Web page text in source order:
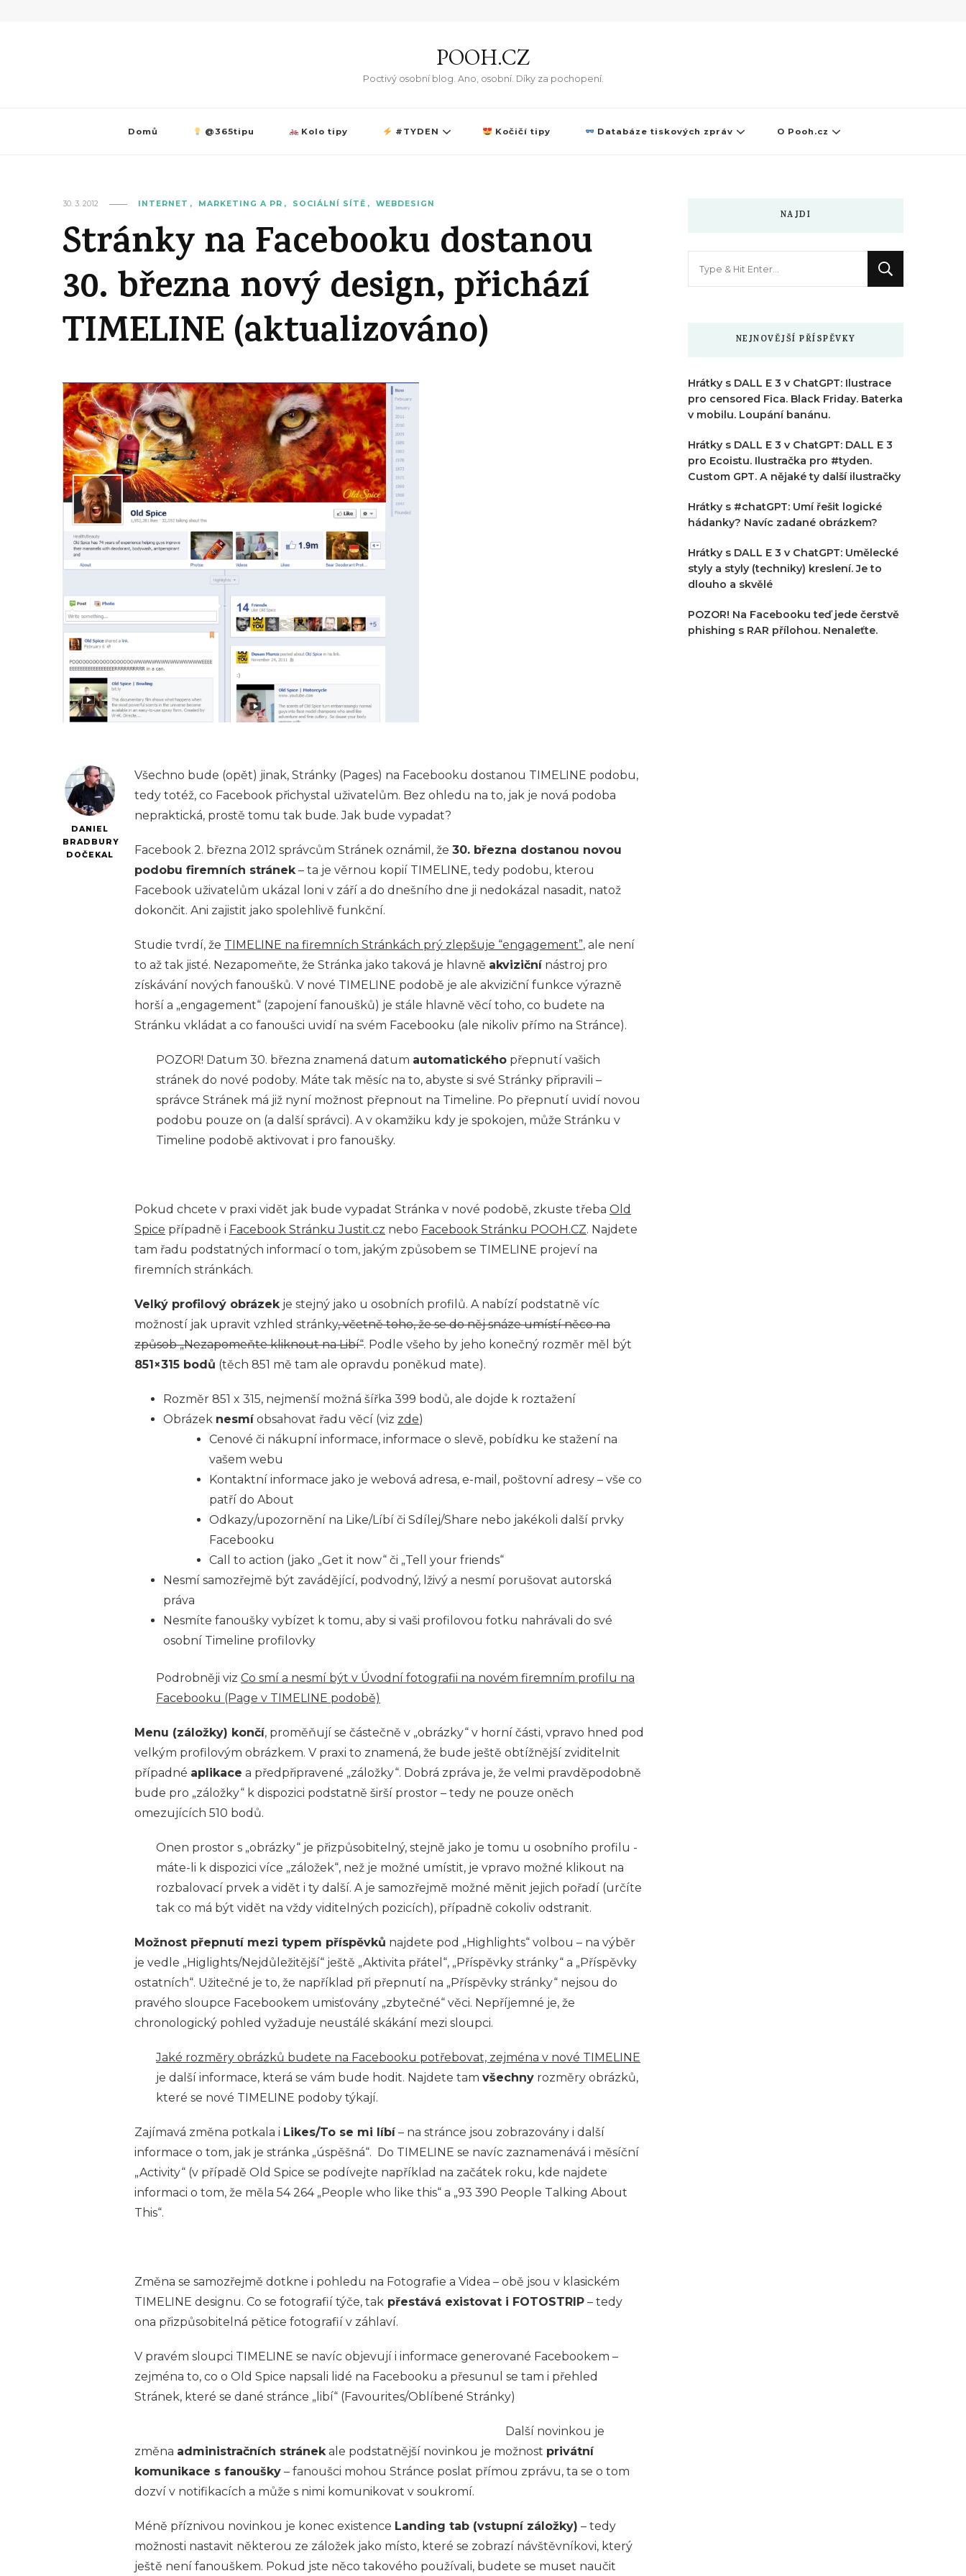
POOH.CZ
Poctivý osobní blog. Ano, osobní. Díky za pochopení.
Domů @365tipu Kolo tipy #TYDEN Kočičí tipy Databáze tiskových zpráv O Pooh.cz
30. 3. 2012 INTERNET MARKETING A PR SOCIÁLNÍ SÍTĚ WEBDESIGN
Stránky na Facebooku dostanou
30. března nový design, přichází
TIMELINE (aktualizováno)
DANIEL
BRADBURY
DOČEKAL
Všechno bude (opět) jinak, Stránky (Pages) na Facebooku dostanou TIMELINE podobu,
tedy totéž, co Facebook přichystal uživatelům. Bez ohledu na to, jak je nová podoba
nepraktická, prostě tomu tak bude. Jak bude vypadat?
Facebook 2. března 2012 správcům Stránek oznámil, že 30. března dostanou novou
podobu firemních stránek – ta je věrnou kopií TIMELINE, tedy podobu, kterou
Facebook uživatelům ukázal loni v září a do dnešního dne ji nedokázal nasadit, natož
dokončit. Ani zajistit jako spolehlivě funkční.
Studie tvrdí, že TIMELINE na firemních Stránkách prý zlepšuje “engagement”, ale není
to až tak jisté. Nezapomeňte, že Stránka jako taková je hlavně akvizičnínástroj pro
získávání nových fanoušků. V nové TIMELINE podobě je ale akviziční funkce výrazně
horší a „engagement“ (zapojení fanoušků) je stále hlavně věcí toho, co budete na
Stránku vkládat a co fanoušci uvidí na svém Facebooku (ale nikoliv přímo na Stránce).
POZOR! Datum 30. března znamená datum automatického přepnutí vašich
stránek do nové podoby. Máte tak měsíc na to, abyste si své Stránky připravili –
správce Stránek má již nyní možnost přepnout na Timeline. Po přepnutí uvidí novou
podobu pouze on (a další správci). A v okamžiku kdy je spokojen, může Stránku v
Timeline podobě aktivovat i pro fanoušky.
Pokud chcete v praxi vidět jak bude vypadat Stránka v nové podobě, zkuste třeba Old
Spice případně i Facebook Stránku Justit.cz nebo Facebook Stránku POOH.CZ. Najdete
tam řadu podstatných informací o tom, jakým způsobem se TIMELINE projeví na
firemních stránkách.
Velký profilový obrázek je stejný jako u osobních profilů. A nabízí podstatně víc
možností jak upravit vzhled stránky, včetně toho, že se do něj snáze umístí něco na
způsob „Nezapomeňte kliknout na Libí“. Podle všeho by jeho konečný rozměr měl být
851×315 bodů (těch 851 mě tam ale opravdu poněkud mate).
Rozměr 851 x 315, nejmenší možná šířka 399 bodů, ale dojde k roztažení
Obrázek nesmíobsahovat řadu věcí (viz zde)
Cenové či nákupní informace, informace o slevě, pobídku ke stažení na
vašem webu
Kontaktní informace jako je webová adresa, e-mail, poštovní adresy – vše co
patří do About
Odkazy/upozornění na Like/Líbí či Sdílej/Share nebo jakékoli další prvky
Facebooku
Call to action (jako „Get it now“ či „Tell your friends“
Nesmí samozřejmě být zavádějící, podvodný, lživý a nesmí porušovat autorská
práva
Nesmíte fanoušky vybízet k tomu, aby si vaši profilovou fotku nahrávali do své
osobní Timeline profilovky
Podrobněji viz Co smí a nesmí být v Úvodní fotografii na novém firemním profilu na
Facebooku (Page v TIMELINE podobě)
Menu (záložky) končí, proměňují se částečně v „obrázky“ v horní části, vpravo hned pod
velkým profilovým obrázkem. V praxi to znamená, že bude ještě obtížnější zviditelnit
případné aplikace a předpřipravené „záložky“. Dobrá zpráva je, že velmi pravděpodobně
bude pro „záložky“ k dispozici podstatně širší prostor – tedy ne pouze oněch
omezujících 510 bodů.
Onen prostor s „obrázky“ je přizpůsobitelný, stejně jako je tomu u osobního profilu -
máte-li k dispozici více „záložek“, než je možné umístit, je vpravo možné klikout na
rozbalovací prvek a vidět i ty další. A je samozřejmě možné měnit jejich pořadí (určíte
tak co má být vidět na vždy viditelných pozicích), případně cokoliv odstranit.
Možnost přepnutí mezi typem příspěvků najdete pod „Highlights“ volbou – na výběr
je vedle „Higlights/Nejdůležitější“ ještě „Aktivita přátel“, „Příspěvky stránky“ a „Příspěvky
ostatních“. Užitečné je to, že například při přepnutí na „Příspěvky stránky“ nejsou do
pravého sloupce Facebookem umisťovány „zbytečné“ věci. Nepříjemné je, že
chronologický pohled vyžaduje neustálé skákání mezi sloupci.
Jaké rozměry obrázků budete na Facebooku potřebovat, zejména v nové TIMELINE
je další informace, která se vám bude hodit. Najdete tam všechny rozměry obrázků,
které se nové TIMELINE podoby týkají.
Zajímavá změna potkala i Likes/To se mi líbí– na stránce jsou zobrazovány i další
informace o tom, jak je stránka „úspěšná“. Do TIMELINE se navíc zaznamenává i měsíční
„Activity“ (v případě Old Spice se podívejte například na začátek roku, kde najdete
informaci o tom, že měla 54 264 „People who like this“ a „93 390 People Talking About
This“.
Změna se samozřejmě dotkne i pohledu na Fotografie a Videa – obě jsou v klasickém
TIMELINE designu. Co se fotografií týče, tak přestává existovat i FOTOSTRIP – tedy
ona přizpůsobitelná pětice fotografií v záhlaví.
V pravém sloupci TIMELINE se navíc objevují i informace generované Facebookem –
zejména to, co o Old Spice napsali lidé na Facebooku a přesunul se tam i přehled
Stránek, které se dané stránce „libí“ (Favourites/Oblíbené Stránky)
Další novinkou je
změna administračních stránek ale podstatnější novinkou je možnost privátní
komunikace s fanoušky – fanoušci mohou Stránce poslat přímou zprávu, ta se o tom
dozví v notifikacích a může s nimi komunikovat v soukromí.
Méně příznivou novinkou je konec existence Landing tab (vstupní záložky) – tedy
možnosti nastavit některou ze záložek jako místo, které se zobrazí návštěvníkovi, který
ještě není fanouškem. Pokud jste něco takového používali, budete se muset naučit
NAJDI
NEJNOVĚJŠÍ PŘÍSPĚVKY
Hrátky s DALL E 3 v ChatGPT: Ilustrace
pro censored Fica. Black Friday. Baterka
v mobilu. Loupání banánu.
Hrátky s DALL E 3 v ChatGPT: DALL E 3
pro Ecoistu. Ilustračka pro #tyden.
Custom GPT. A nějaké ty další ilustračky
Hrátky s #chatGPT: Umí řešit logické
hádanky? Navíc zadané obrázkem?
Hrátky s DALL E 3 v ChatGPT: Umělecké
styly a styly (techniky) kreslení. Je to
dlouho a skvělé
POZOR! Na Facebooku teď jede čerstvě
phishing s RAR přílohou. Nenaleťte.